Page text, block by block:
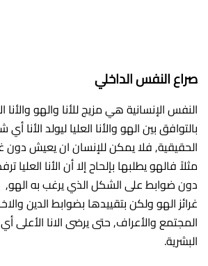
صراع النفس الداخلي
النفس الإنسانية هي مزيج للأنا والهو والأنا
بالتوافق بين الهو والأنا العليا ليولد الأنا
الحقيقية, فلا يمكن للإنسان ان يعيش دون
مثلاً فالهو يطلبها بإلحاح إلا أن الأنا العليا
دون ضوابط على الشكل الذي يرغب به الهو,
غرائز الهو ولكن بتقييدها بضوابط الدين
المجتمع والأعراف, حتى يرضى الانا الأعلى
البشرية.